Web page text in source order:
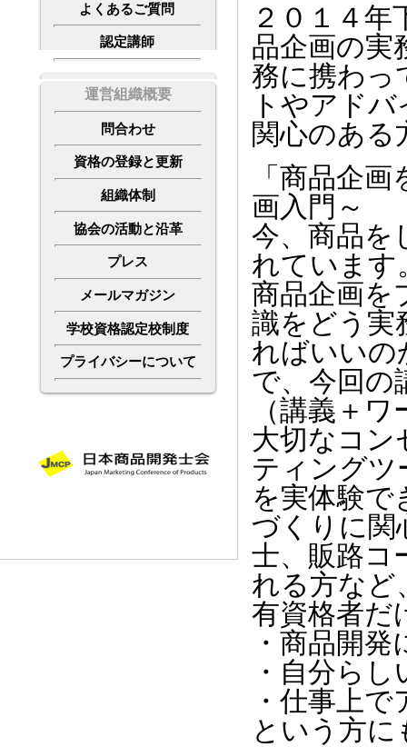
よくあるご質問
認定講師
運営組織概要
問合わせ
資格の登録と更新
組織体制
協会の活動と沿革
プレス
メールマガジン
学校資格認定校制度
プライバシーについて
２０１４
品企画の実
務に携わっ
トやアド
関心のある
「商品企
画入門～
今、商品を
れています
商品企画を
識をどう実
ればいいの
で、今回の
（講義＋
大切なコン
ティングツ
を実体験で
づくりに関
士、販路コ
れる方など
有資格者だ
・商品開
・自分ら
・仕事上
という方